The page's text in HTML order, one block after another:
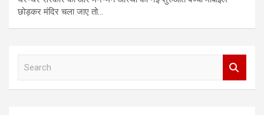
छोड़कर मंदिर चला जाए तो…